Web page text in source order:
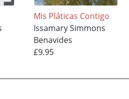
Mis Pláticas Contigo
Issamary Simmons
Benavides
£9.95